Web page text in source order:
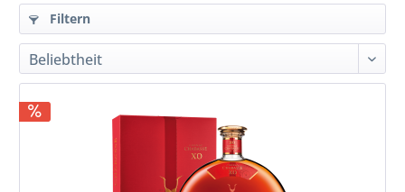
Filtern